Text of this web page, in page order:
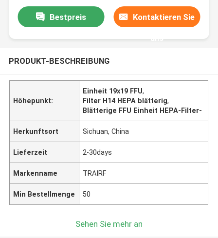
Bestpreis Kontaktieren Sie
uns
PRODUKT-BESCHREIBUNG
Höhepunkt:
Einheit 19x19 FFU,
Filter H14 HEPA blätterig,
Blätterige FFU Einheit HEPA-Filter-
Herkunftsort Sichuan, China
Lieferzeit 2-30days
Markenname TRAIRF
Min Bestellmenge 50
Sehen Sie mehr an